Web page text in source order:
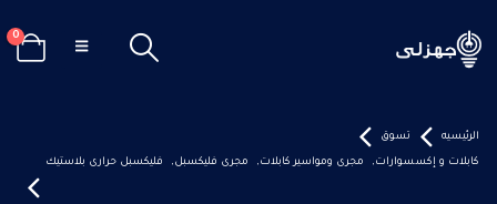
0
الرئيسيه تسوق
كابلات و إكسسوارات, مجرى ومواسير كابلات, مجرى فليكسبل, فليكسبل حرارى بلاستيك